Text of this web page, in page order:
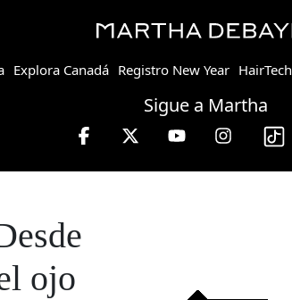
Explora Canadá Registro New Year HairTech
Sigue a Martha
a viernes de 10 a 13 hrs.
ojo